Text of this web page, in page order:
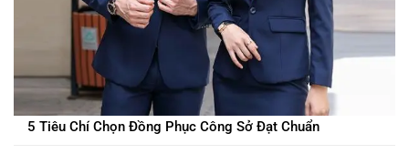
5 Tiêu Chí Chọn Đồng Phục Công Sở Đạt Chuẩn